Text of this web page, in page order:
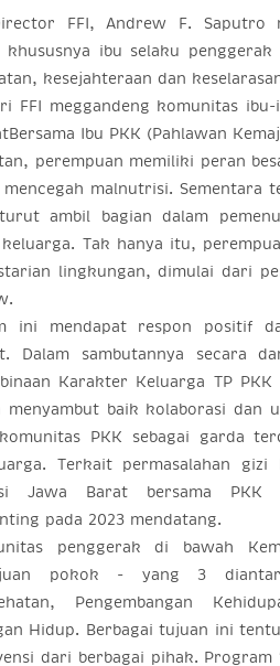
FFI, Andrew F. Saputro
khususnya ibu selaku penggerak
kesejahteraan dan
FFI meggandeng komunitas
Ibu PKK (Pahlawan
perempuan memiliki peran
malnutrisi. Sementara
ambil bagian dalam
Tak hanya itu,
lingkungan, dimulai dari
ini mendapat respon positif
Dalam sambutannya secara
Karakter Keluarga TP
menyambut baik kolaborasi dan
PKK sebagai garda
Terkait permasalahan gizi
Jawa Barat bersama PKK
pada 2023 mendatang.
penggerak di bawah
pokok - yang 3
Pengembangan
Hidup. Berbagai tujuan ini
dari berbagai pihak. Program